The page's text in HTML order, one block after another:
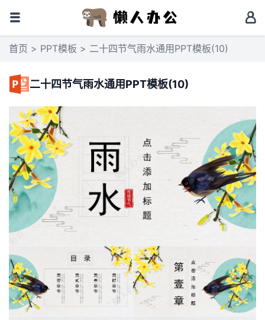
首页 > PPT模板 > 二十四节气雨水通用PPT模板(10)
二十四节气雨水通用PPT模板(10)